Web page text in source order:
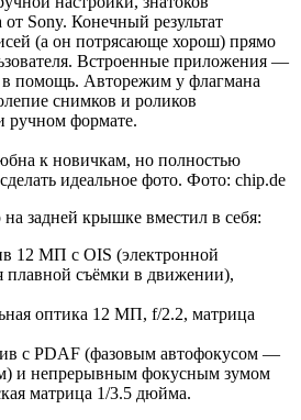
Sony. Конечный результат
(а он потрясающе хорош) прямо
Встроенные приложения —
помощь. Авторежим у флагмана
снимков и роликов
ручном формате.
к новичкам, но полностью
идеальное фото. Фото: chip.de
задней крышке вместил в себя:
12 МП с OIS (электронной
плавной съёмки в движении),
оптика 12 МП, f/2.2, матрица
с PDAF (фазовым автофокусом —
и непрерывным фокусным зумом
матрица 1/3.5 дюйма.